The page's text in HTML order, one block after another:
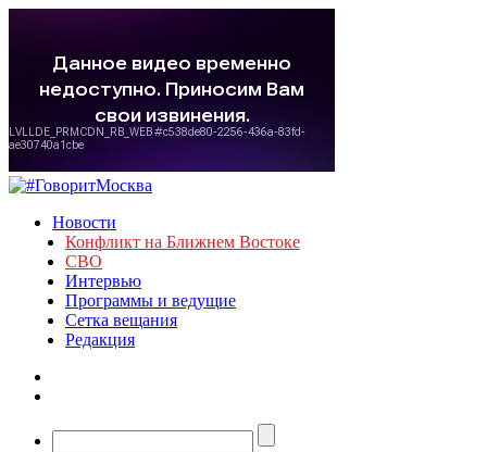
Новости
Конфликт на Ближнем Востоке
СВО
Интервью
Программы и ведущие
Сетка вещания
Редакция